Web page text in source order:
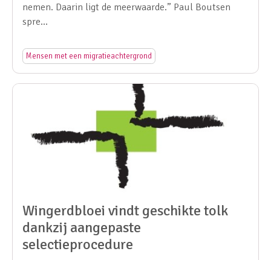
nemen. Daarin ligt de meerwaarde.” Paul Boutsen
spre…
Mensen met een migratieachtergrond
Wingerdbloei vindt geschikte tolk
dankzij aangepaste
selectieprocedure